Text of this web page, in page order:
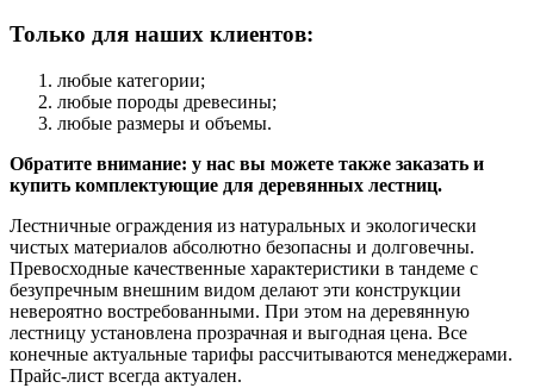
Только для наших клиентов:
любые категории;
любые породы древесины;
любые размеры и объемы.
Обратите внимание: у нас вы можете также заказать и
купить комплектующие для деревянных лестниц.
Лестничные ограждения из натуральных и экологически
чистых материалов абсолютно безопасны и долговечны.
Превосходные качественные характеристики в тандеме с
безупречным внешним видом делают эти конструкции
невероятно востребованными. При этом на деревянную
лестницу установлена прозрачная и выгодная цена. Все
конечные актуальные тарифы рассчитываются менеджерами.
Прайс-лист всегда актуален.